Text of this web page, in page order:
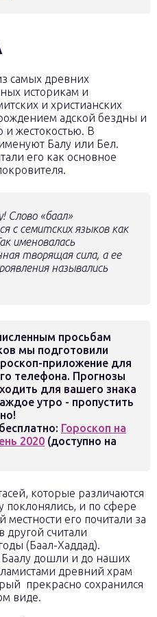
самых древних
историкам и
и христианских
адской бездны и
и жестокостью. В
Балу или Бел.
его как основное
Слово «баал»
с семитских языков как
именовалась
творящая сила, а ее
назывались
просьбам
мы подготовили
приложение для
телефона. Прогнозы
для вашего знака
утро - пропустить
Гороскоп на
2020 (доступно на
которые различаются
поклонялись, и по сфере
его почитали за
другой считали
(Баал-Хаддад).
Баалу дошли и до наших
древний храм
прекрасно сохранился
виде.